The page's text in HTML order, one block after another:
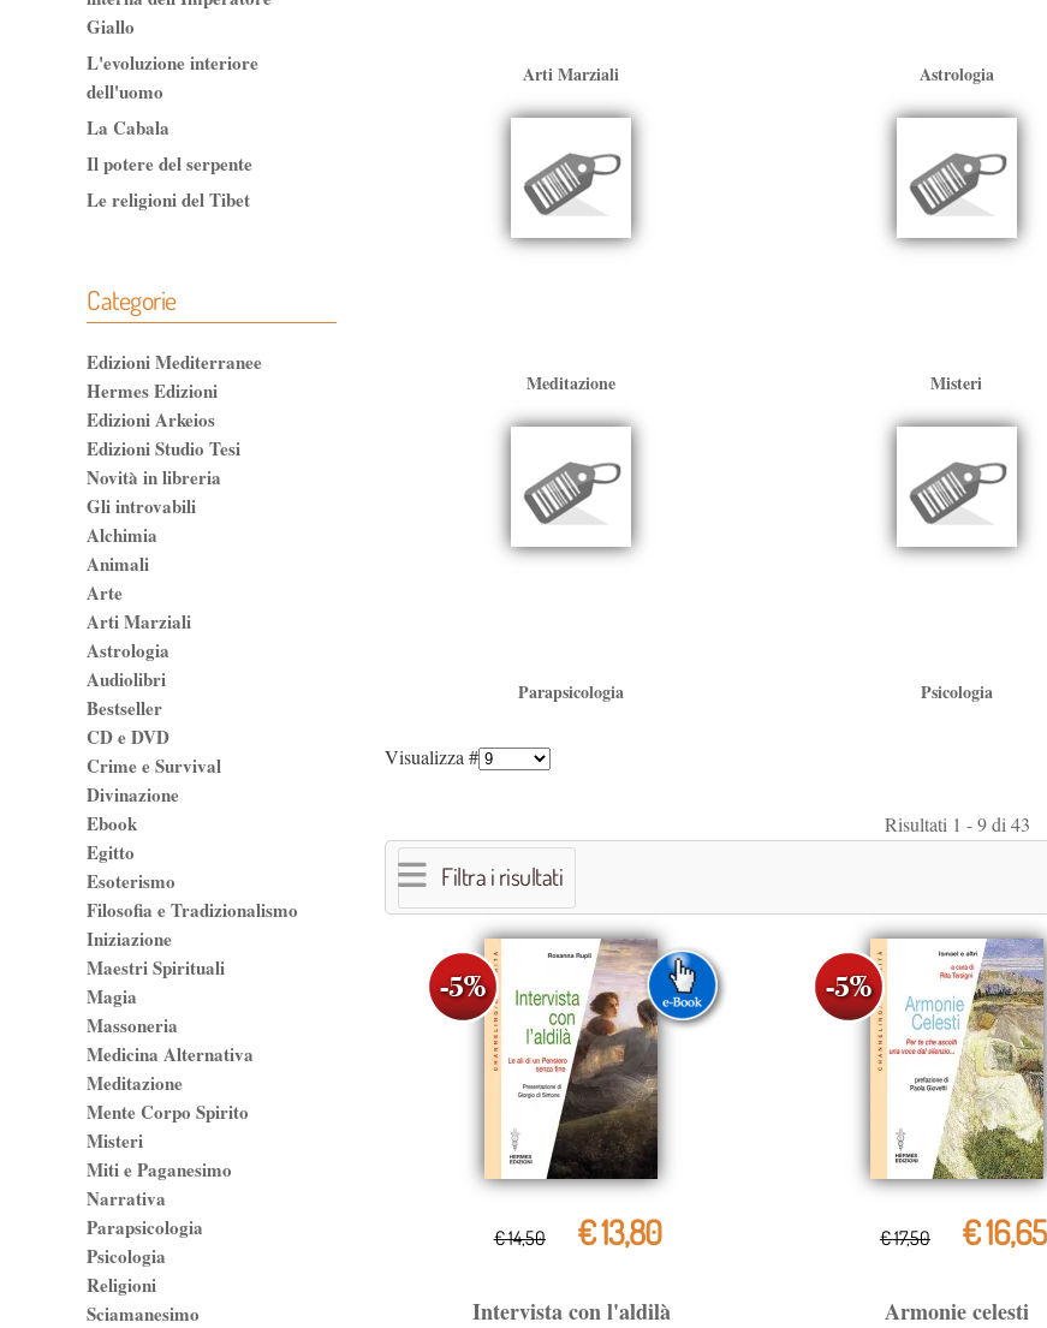
Arti Marziali Astrologia
Meditazione Misteri
Parapsicologia Psicologia
Visualizza #
Risultati 1 - 9 di 43
Filtra i risultati
€ 14,50 € 13,80
Intervista con l'aldilà
€ 17,50 € 16,65
Armonie celesti
Giallo
L'evoluzione interiore
dell'uomo
La Cabala
Il potere del serpente
Le religioni del Tibet
Categorie
Edizioni Mediterranee
Hermes Edizioni
Edizioni Arkeios
Edizioni Studio Tesi
Novità in libreria
Gli introvabili
Alchimia
Animali
Arte
Arti Marziali
Astrologia
Audiolibri
Bestseller
CD e DVD
Crime e Survival
Divinazione
Ebook
Egitto
Esoterismo
Filosofia e Tradizionalismo
Iniziazione
Maestri Spirituali
Magia
Massoneria
Medicina Alternativa
Meditazione
Mente Corpo Spirito
Misteri
Miti e Paganesimo
Narrativa
Parapsicologia
Psicologia
Religioni
Sciamanesimo